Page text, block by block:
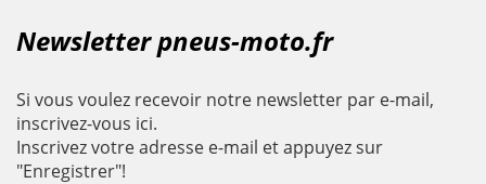
Newsletter pneus-moto.fr
Si vous voulez recevoir notre newsletter par e-mail,
inscrivez-vous ici.
Inscrivez votre adresse e-mail et appuyez sur
"Enregistrer"!